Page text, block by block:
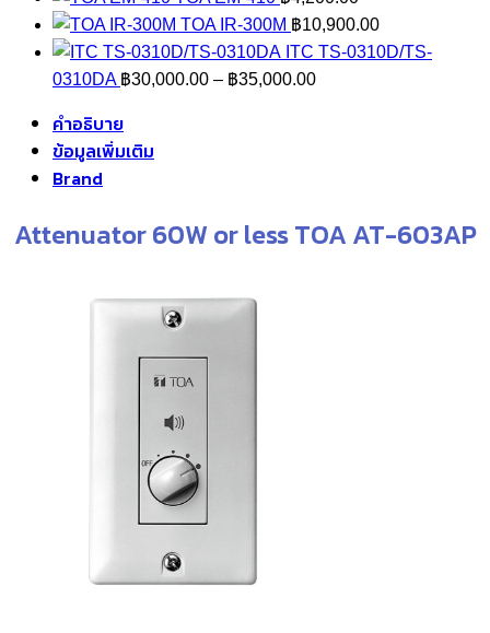
was:
฿62,000.00.
is:
฿58,900.00.
TOA IR-300M ฿10,900.00
ITC TS-0310D/TS-
0310DA ฿30,000.00 – ฿35,000.00Price
คำอธิบาย
ข้อมูลเพิ่มเติม
Brand
Attenuator 60W or less TOA AT-603AP